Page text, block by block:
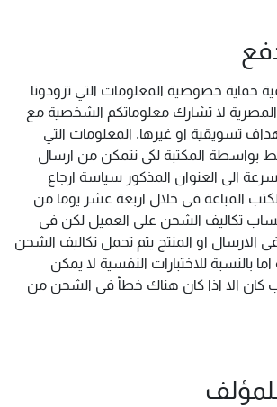
حماية خصوصية المعلومات التي تزودونا
المصرية لا تشارك معلوماتكم الشخصية مع
تسويقية او غيرها. المعلومات التي
بواسطة المكتبة لكى نتمكن من ارسال
الى العنوان المذكور سياسة ارجاع
المباعة فى خلال اربعة عشر يوما من
حساب تكاليف الشحن على العميل لكن فى
الارسال او المنتج يتم تحمل تكاليف الشحن
بالنسبة للاختبارات النفسية لا يمكن
كان الا اذا كان هناك خطأ فى الشحن من